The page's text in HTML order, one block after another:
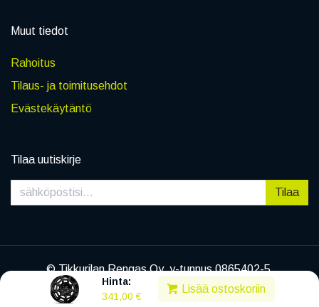
Hinta:
341,00 €
Lisää ostoskoriin
Muut tiedot
Rahoitus
Tilaus- ja toimitusehdot
Evästekäytäntö
Tilaa uutiskirje
Tilaa
© Tikkurilan Rengas Oy, y-tunnus 0865402-5
|Tietosuojaseloste